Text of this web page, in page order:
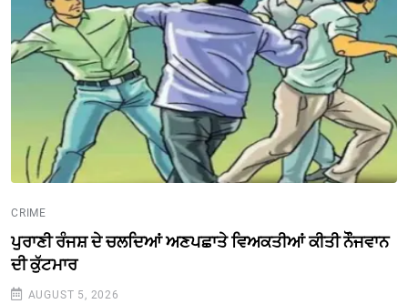
CRIME
ਪੁਰਾਣੀ ਰੰਜਸ਼ ਦੇ ਚਲਦਿਆਂ ਅਣਪਛਾਤੇ ਵਿਅਕਤੀਆਂ ਕੀਤੀ ਨੌੌਜਵਾਨ
ਦੀ ਕੁੱਟਮਾਰ
AUGUST 5, 2026